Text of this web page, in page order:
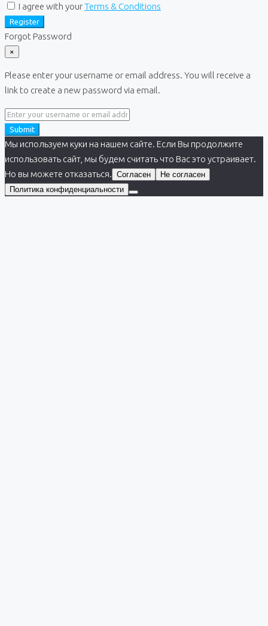
I agree with yourTerms & Conditions
Register
Forgot Password
×
Please enter your username or email address. You will receive a
link to create a new password via email.
Submit
Мы используем куки на нашем сайте. Если Вы продолжите
использовать сайт, мы будем считать что Вас это устраивает.
Но вы можете отказаться. Согласен
Не согласен
Политика конфиденциальности